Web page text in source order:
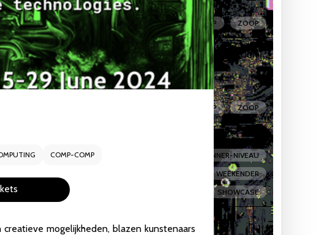
WORKSHOP ZOOP
More-Than-Human Intelligences | Algorithms, Birds, and Other
CCU Studio,Vlampijpstraat 84
MEETUP ZOOP
2026CCU Studio,Vlampijpstraat 84
BEGINNER-NIVEAU
WEEKENDER
SHOWCASE
The Gameful Revolution by the creators of Assess.Masses
COMP-COMP
mogelijkheden, blazen kunstenaars